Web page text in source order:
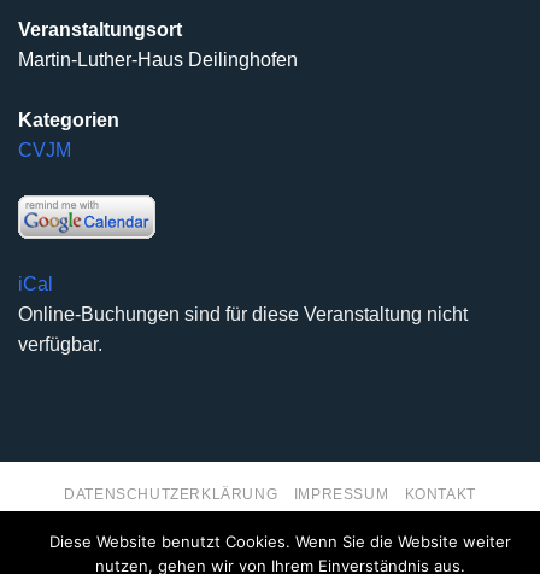
Veranstaltungsort
Martin-Luther-Haus Deilinghofen
Kategorien
CVJM
iCal
Online-Buchungen sind für diese Veranstaltung nicht
verfügbar.
DATENSCHUTZERKLÄRUNG IMPRESSUM KONTAKT
kleinzweidrei Kommunikationsdesign
Diese Website benutzt Cookies. Wenn Sie die Website weiter
nutzen, gehen wir von Ihrem Einverständnis aus.